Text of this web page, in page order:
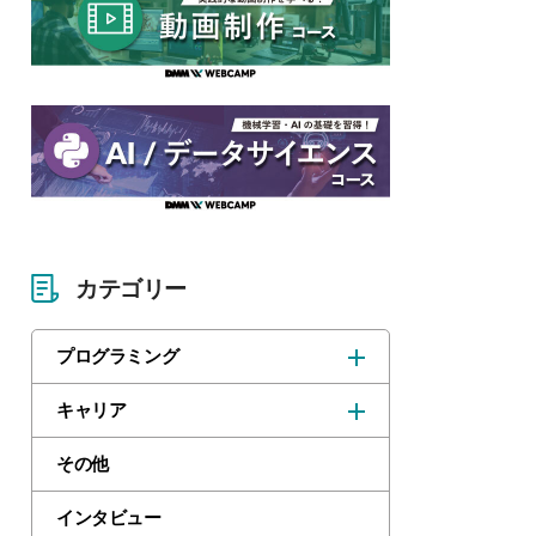
カテゴリー
プログラミング
キャリア
その他
インタビュー